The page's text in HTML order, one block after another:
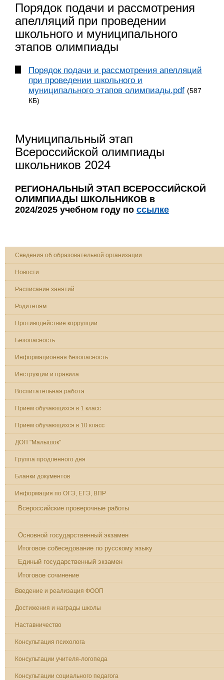
Порядок подачи и рассмотрения
апелляций при проведении
школьного и муниципального
этапов олимпиады
Порядок подачи и рассмотрения апелляций
при проведении школьного и
муниципального этапов олимпиады.pdf (587
КБ)
Муниципальный этап
Всероссийской олимпиады
школьников 2024
РЕГИОНАЛЬНЫЙ ЭТАП ВСЕРОССИЙСКОЙ
ОЛИМПИАДЫ ШКОЛЬНИКОВ в
2024/2025 учебном году по ссылке
Сведения об образовательной организации
Новости
Расписание занятий
Родителям
Противодействие коррупции
Безопасность
Информационная безопасность
Инструкции и правила
Воспитательная работа
Прием обучающихся в 1 класс
Прием обучающихся в 10 класс
ДОП "Малышок"
Группа продленного дня
Бланки документов
Информация по ОГЭ, ЕГЭ, ВПР
Всероссийские проверочные работы
Основной государственный экзамен
Итоговое собеседование по русскому языку
Единый государственный экзамен
Итоговое сочинение
Введение и реализация ФООП
Достижения и награды школы
Наставничество
Консультация психолога
Консультации учителя-логопеда
Консультации социального педагога